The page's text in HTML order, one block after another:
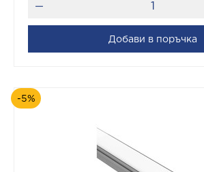
Добави в поръчка
-5%